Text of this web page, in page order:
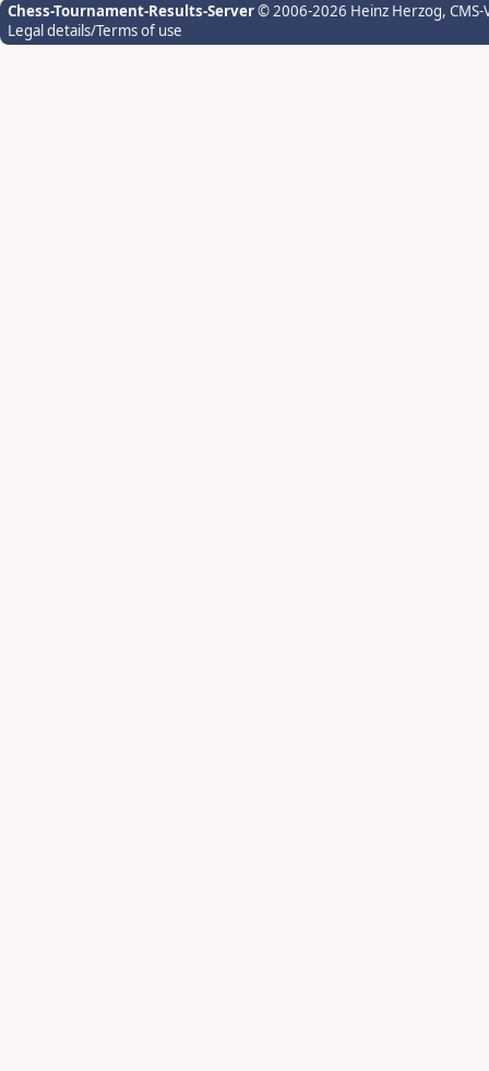
Chess-Tournament-Results-Server© 2006-2026 Heinz Herzog,
Legal details/Terms of use